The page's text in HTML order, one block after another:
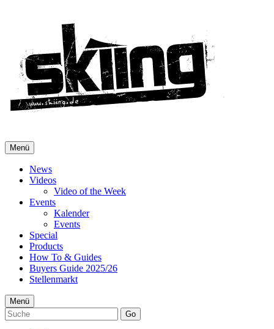
Menü
News
Videos
Video of the Week
Events
Kalender
Events
Special
Products
How To & Guides
Buyers Guide 2025/26
Stellenmarkt
Menü
Go